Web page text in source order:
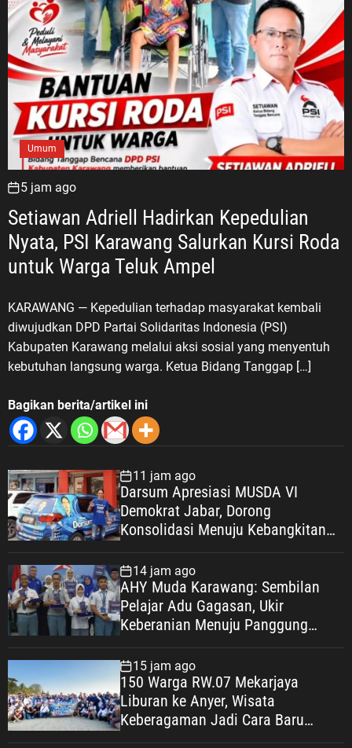
Umum
5 jam ago
Setiawan Adriell Hadirkan Kepedulian
Nyata, PSI Karawang Salurkan Kursi Roda
untuk Warga Teluk Ampel
KARAWANG — Kepedulian terhadap masyarakat kembali
diwujudkan DPD Partai Solidaritas Indonesia (PSI)
Kabupaten Karawang melalui aksi sosial yang menyentuh
kebutuhan langsung warga. Ketua Bidang Tanggap […]
Bagikan berita/artikel ini
11 jam ago
Darsum Apresiasi MUSDA VI
Demokrat Jabar, Dorong
Konsolidasi Menuju Kebangkitan
14 jam ago
AHY Muda Karawang: Sembilan
Pelajar Adu Gagasan, Ukir
Keberanian Menuju Panggung
15 jam ago
150 Warga RW.07 Mekarjaya
Liburan ke Anyer, Wisata
Keberagaman Jadi Cara Baru